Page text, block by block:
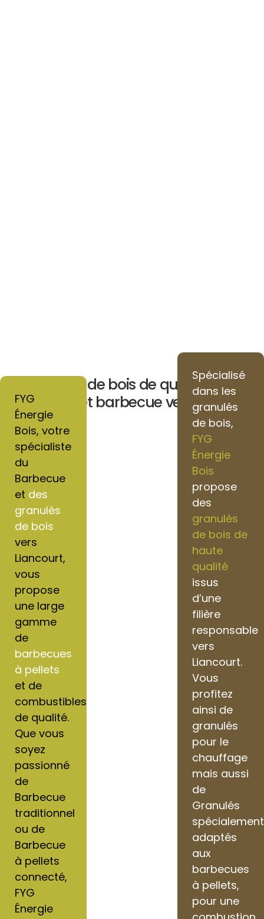
Granulés de bois de qualité pour
chauffage et barbecue vers Liancourt
FYG
Énergie
Bois, votre
spécialiste
du
Barbecue
et des
granulés
de bois
vers
Liancourt,
vous
propose
une large
gamme
de
barbecues
à pellets
et de
combustibles
de qualité.
Que vous
soyez
passionné
de
Barbecue
traditionnel
ou de
Barbecue
à pellets
connecté,
FYG
Énergie
Spécialisé
dans les
granulés
de bois,
FYG
Énergie
Bois
propose
des
granulés
de bois de
haute
qualité
issus
d’une
filière
responsable
vers
Liancourt.
Vous
profitez
ainsi de
granulés
pour le
chauffage
mais aussi
de
Granulés
spécialement
adaptés
aux
barbecues
à pellets,
pour une